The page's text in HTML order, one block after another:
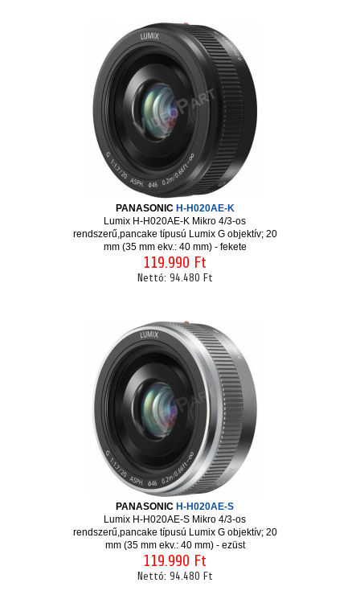
PANASONIC H-H020AE-K
Lumix H-H020AE-K Mikro 4/3-os
rendszerű,pancake típusú Lumix G objektív; 20
mm (35 mm ekv.: 40 mm) - fekete
119.990 Ft
Nettó: 94.480 Ft
PANASONIC H-H020AE-S
Lumix H-H020AE-S Mikro 4/3-os
rendszerű,pancake típusú Lumix G objektív; 20
mm (35 mm ekv.: 40 mm) - ezüst
119.990 Ft
Nettó: 94.480 Ft